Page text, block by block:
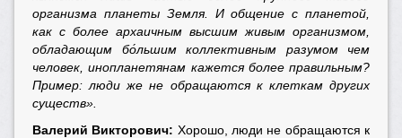
организма планеты Земля. И общение с планетой,
как с более архаичным высшим живым организмом,
обладающим бо́льшим коллективным разумом чем
человек, инопланетянам кажется более правильным?
Пример: люди же не обращаются к клеткам других
существ».
Валерий Викторович: Хорошо, люди не обращаются к